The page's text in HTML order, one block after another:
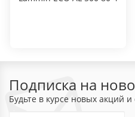
Подписка на
Будьте в курсе новых акций